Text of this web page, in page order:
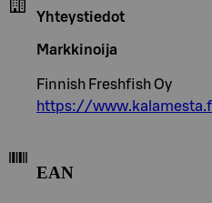
Yhteystiedot
Markkinoija
Finnish Freshfish Oy
https://
EAN